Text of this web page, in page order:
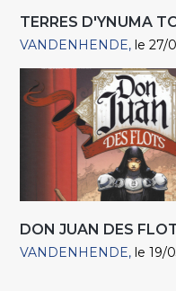
TERRES D'YNUMA
VANDENHENDE le 27/
DON JUAN DES
VANDENHENDE le 19/